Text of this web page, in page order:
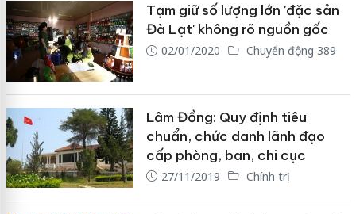
Tạm giữ số lượng lớn 'đặc sản
Đà Lạt' không rõ nguồn gốc
02/01/2020 Chuyển động 389
Lâm Đồng: Quy định tiêu
chuẩn, chức danh lãnh đạo
cấp phòng, ban, chi cục
27/11/2019 Chính trị